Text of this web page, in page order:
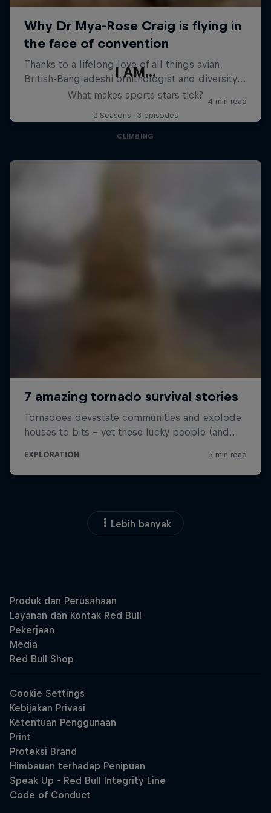
I AM...
What makes sports stars tick?
2 Seasons · 3 episodes
CLIMBING
Lebih banyak